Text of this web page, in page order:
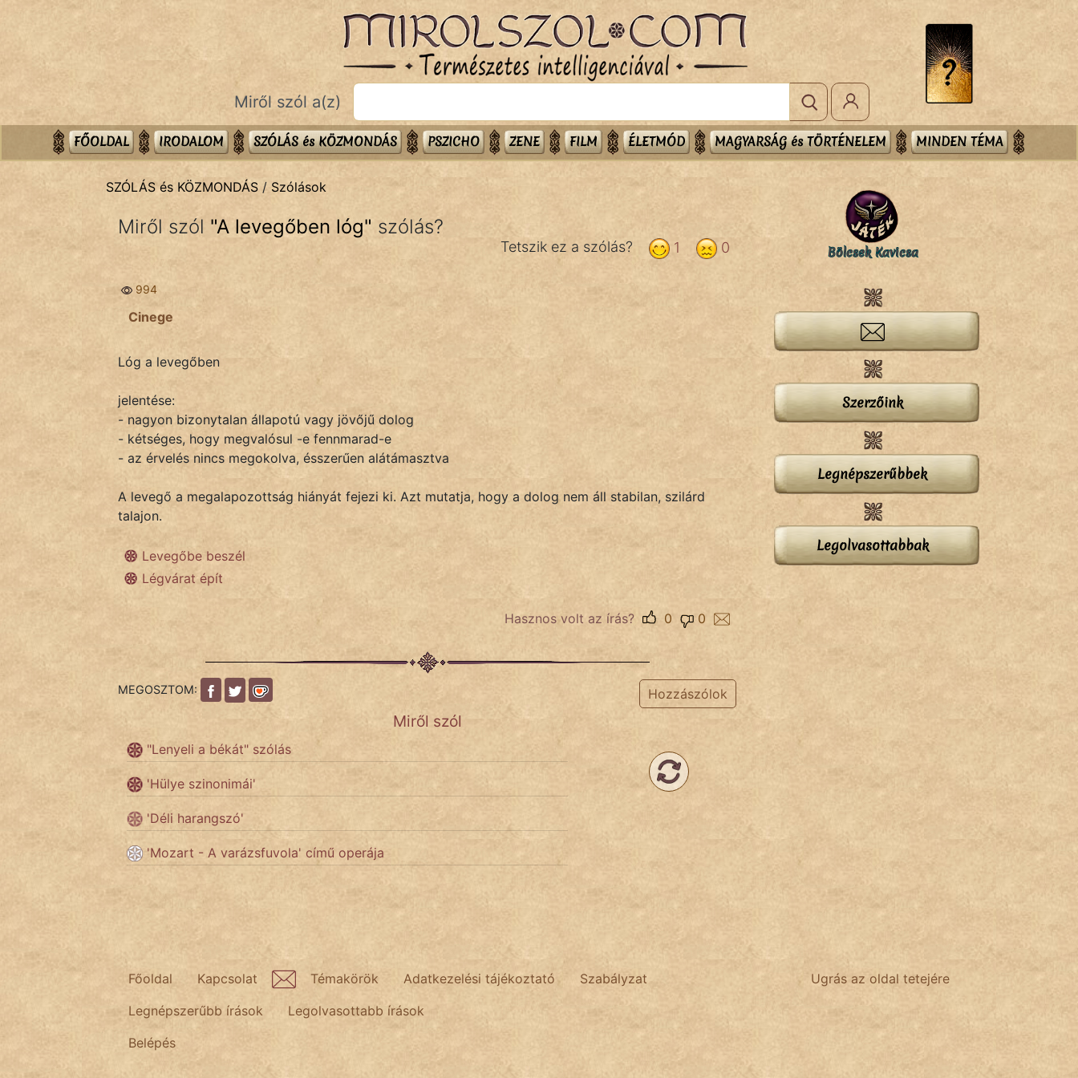
Bibliai
Közmondások
Szóláscsoportok
KÖZMONDÁS
FILM
Népszerű szerzőink:
fantom
Láron Ádám
Miről szól a(z)
FŐOLDAL IRODALOM SZÓLÁS és KÖZMONDÁS PSZICHO ZENE FILM ÉLETMÓD MAGYARSÁG és TÖRTÉNELEM MINDEN TÉMA
SZÓLÁS és KÖZMONDÁS / Szólások
Miről szól "A levegőben lóg" szólás?
0
1
Tetszik ez a szólás?
994
Cinege
Lóg a levegőben
jelentése:
- nagyon bizonytalan állapotú vagy jövőjű dolog
- kétséges, hogy megvalósul -e fennmarad-e
- az érvelés nincs megokolva, ésszerűen alátámasztva
A levegő a megalapozottság hiányát fejezi ki. Azt mutatja, hogy a dolog nem áll stabilan, szilárd
talajon.
Levegőbe beszél
Légvárat épít
Hasznos volt az írás? 0
0
MEGOSZTOM: Hozzászólok
Miről szól
"Lenyeli a békát" szólás
'Hülye szinonimái'
'Déli harangszó'
'Mozart - A varázsfuvola' című operája
Bölcsek Kavicsa
Szerzőink
Legnépszerűbbek
Legolvasottabbak
Ugrás az oldal tetejére
Főoldal Kapcsolat Témakörök Adatkezelési tájékoztató
Szabályzat
Legnépszerűbb írások
Legolvasottabb írások
Belépés